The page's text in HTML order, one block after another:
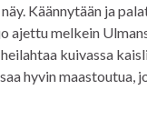
Käännytään ja
ajettu melkein
kuivassa
hyvin maastoutua,